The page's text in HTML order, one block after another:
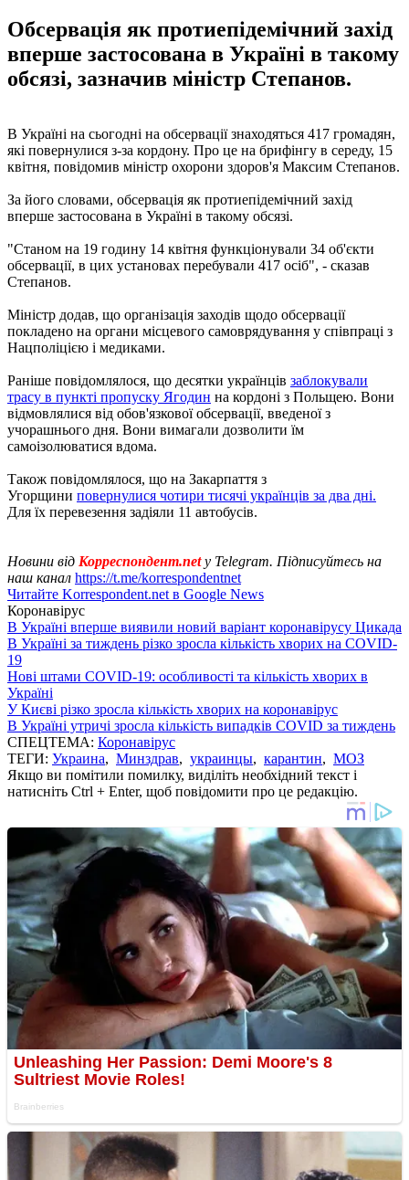
Обсервація як протиепідемічний захід
вперше застосована в Україні в такому
обсязі, зазначив міністр Степанов.
В Україні на сьогодні на обсервації знаходяться 417 громадян,
які повернулися з-за кордону. Про це на брифінгу в середу, 15
квітня, повідомив міністр охорони здоров'я Максим Степанов.
За його словами, обсервація як протиепідемічний захід
вперше застосована в Україні в такому обсязі.
"Станом на 19 годину 14 квітня функціонували 34 об'єкти
обсервації, в цих установах перебували 417 осіб", - сказав
Степанов.
Міністр додав, що організація заходів щодо обсервації
покладено на органи місцевого самоврядування у співпраці з
Нацполіцією і медиками.
Раніше повідомлялося, що десятки українців заблокували
трасу в пункті пропуску Ягодин на кордоні з Польщею. Вони
відмовлялися від обов'язкової обсервації, введеної з
учорашнього дня. Вони вимагали дозволити їм
самоізолюватися вдома.
Також повідомлялося, що на Закарпаття з
Угорщини повернулися чотири тисячі українців за два дні.
Для їх перевезення задіяли 11 автобусів.
Новини від Корреспондент.net у Telegram. Підписуйтесь на
наш канал https://t.me/korrespondentnet
Читайте Korrespondent.net в Google News
Коронавірус
В Україні вперше виявили новий варіант коронавірусу Цикада
В Україні за тиждень різко зросла кількість хворих на COVID-
19
Нові штами COVID-19: особливості та кількість хворих в
Україні
У Києві різко зросла кількість хворих на коронавірус
В Україні утричі зросла кількість випадків COVID за тиждень
СПЕЦТЕМА: Коронавірус
ТЕГИ: Украина, Минздрав, украинцы, карантин, МОЗ
Якщо ви помітили помилку, виділіть необхідний текст і
натисніть Ctrl + Enter, щоб повідомити про це редакцію.